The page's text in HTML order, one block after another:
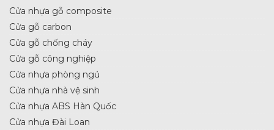
Cửa nhựa gỗ composite
Cửa gỗ carbon
Cửa gỗ chống cháy
Cửa gỗ công nghiệp
Cửa nhựa phòng ngủ
Cửa nhựa nhà vệ sinh
Cửa nhựa ABS Hàn Quốc
Cửa nhựa Đài Loan